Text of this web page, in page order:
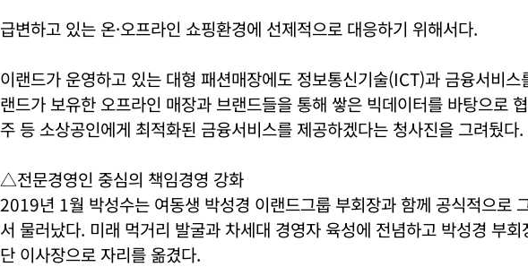
급변하고 있는 온·오프라인 쇼핑환경에 선제적으로 대응하기 위해서다.
이랜드가 운영하고 있는 대형 패션매장에도 정보통신기술(ICT)과 금융서비스
랜드가 보유한 오프라인 매장과 브랜드들을 통해 쌓은 빅데이터를 바탕으로
주 등 소상공인에게 최적화된 금융서비스를 제공하겠다는 청사진을 그려뒀다.
△전문경영인 중심의 책임경영 강화
2019년 1월 박성수는 여동생 박성경 이랜드그룹 부회장과 함께 공식적으로
서 물러났다. 미래 먹거리 발굴과 차세대 경영자 육성에 전념하고 박성경 부회
단 이사장으로 자리를 옮겼다.